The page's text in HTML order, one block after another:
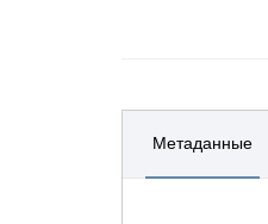
Метаданные